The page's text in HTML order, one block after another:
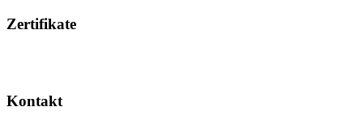
Zertifikate
Kontakt